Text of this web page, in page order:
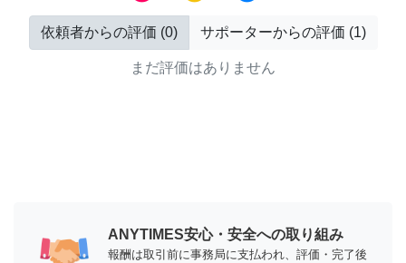
依頼者からの評価 (0) サポーターからの評価 (1)
まだ評価はありません
ANYTIMES安心・安全への取り組み
報酬は取引前に事務局に支払われ、評価・完了後